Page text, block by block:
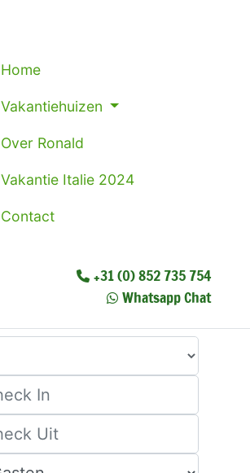
Home
Vakantiehuizen
Over Ronald
Vakantie Italie 2024
Contact
+31 (0) 852 735 754
Whatsapp Chat